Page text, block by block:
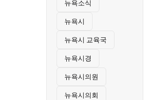
뉴욕소식
뉴욕시
뉴욕시 교육국
뉴욕시경
뉴욕시의원
뉴욕시의회